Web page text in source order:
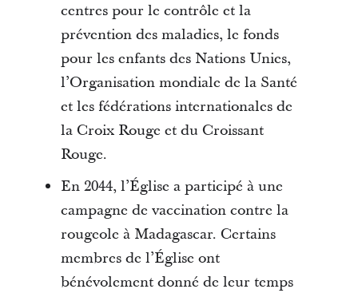
centres pour le contrôle et la
prévention des maladies, le fonds
pour les enfants des Nations Unies,
l’Organisation mondiale de la Santé
et les fédérations internationales de
la Croix Rouge et du Croissant
Rouge.
En 2044, l’Église a participé à une
campagne de vaccination contre la
rougeole à Madagascar. Certains
membres de l’Église ont
bénévolement donné de leur temps